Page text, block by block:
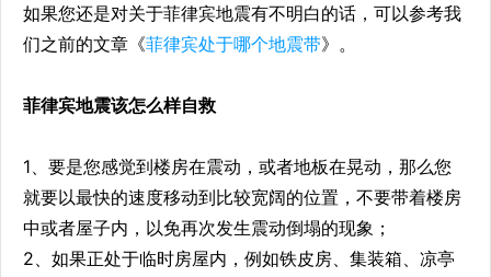
如果您还是对关于菲律宾地震有不明白的话，可以参考我
们之前的文章《菲律宾处于哪个地震带》。
菲律宾地震该怎么样自救
1、要是您感觉到楼房在震动，或者地板在晃动，那么您
就要以最快的速度移动到比较宽阔的位置，不要带着楼房
中或者屋子内，以免再次发生震动倒塌的现象；
2、如果正处于临时房屋内，例如铁皮房、集装箱、凉亭